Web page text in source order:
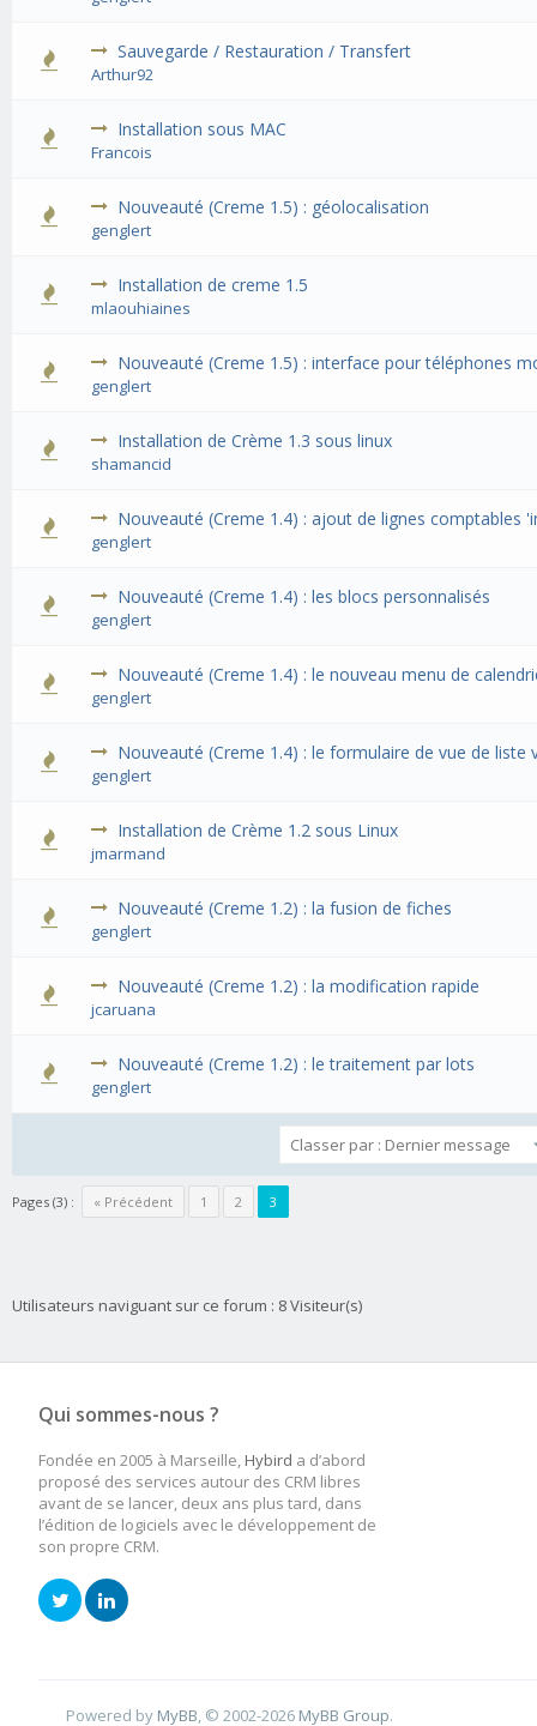
Sauvegarde / Restauration / Transfert
Arthur92
Installation sous MAC
Francois
Nouveauté (Creme 1.5) : géolocalisation
genglert
Installation de creme 1.5
mlaouhiaines
Nouveauté (Creme 1.5) : interface pour téléphones
genglert
Installation de Crème 1.3 sous linux
shamancid
Nouveauté (Creme 1.4) : ajout de lignes comptables
genglert
Nouveauté (Creme 1.4) : les blocs personnalisés
genglert
Nouveauté (Creme 1.4) : le nouveau menu de
genglert
Nouveauté (Creme 1.4) : le formulaire de vue de liste
genglert
Installation de Crème 1.2 sous Linux
jmarmand
Nouveauté (Creme 1.2) : la fusion de fiches
genglert
Nouveauté (Creme 1.2) : la modification rapide
jcaruana
Nouveauté (Creme 1.2) : le traitement par lots
genglert
Pages (3) : « Précédent 1 2 3
Utilisateurs naviguant sur ce forum : 8 Visiteur(s)
Qui sommes-nous ?
Fondée en 2005 à Marseille, Hybird a d’abord
proposé des services autour des CRM libres
avant de se lancer, deux ans plus tard, dans
l’édition de logiciels avec le développement de
son propre CRM.
Powered by MyBB, © 2002-2026 MyBB Group.